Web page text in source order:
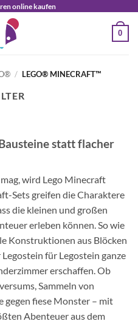
online kaufen
0
/ LEGO® MINECRAFT™
statt flacher
wird Lego Minecraft
Sets greifen die Charaktere
die kleinen und großen
erleben können. So wie
Konstruktionen aus Blöcken
für Legostein ganze
erschaffen. Ob
Sammeln von
gegen fiese Monster – mit
Abenteuer aus dem